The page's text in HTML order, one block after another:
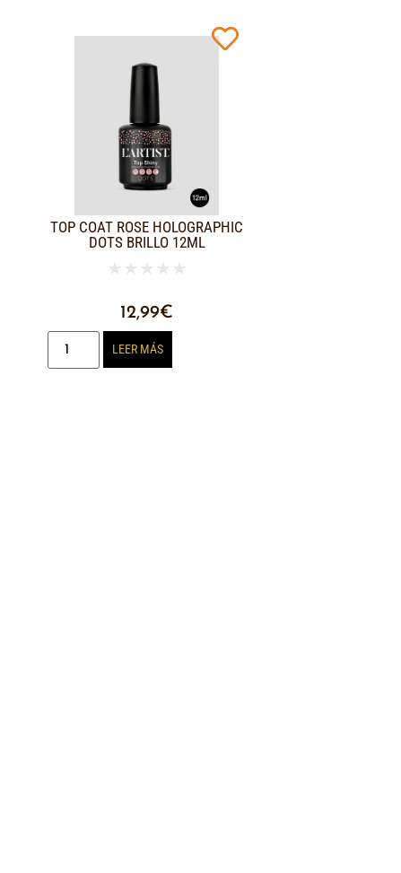
TOP COAT ROSE HOLOGRAPHIC
DOTS BRILLO 12ML
★ ★ ★ ★ ★
12,99€
LEER MÁS